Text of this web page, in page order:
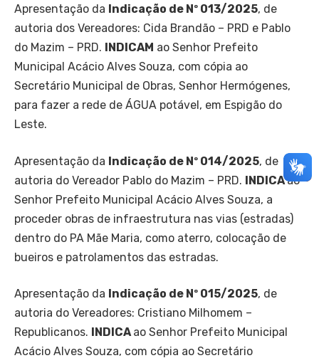
Apresentação da Indicação de Nº 013/2025, de
autoria dos Vereadores: Cida Brandão – PRD e Pablo
do Mazim – PRD. INDICAM ao Senhor Prefeito
Municipal Acácio Alves Souza, com cópia ao
Secretário Municipal de Obras, Senhor Hermógenes,
para fazer a rede de ÁGUA potável, em Espigão do
Leste.
Apresentação da Indicação de Nº 014/2025, de
autoria do Vereador Pablo do Mazim – PRD. INDICAao
Senhor Prefeito Municipal Acácio Alves Souza, a
proceder obras de infraestrutura nas vias (estradas)
dentro do PA Mãe Maria, como aterro, colocação de
bueiros e patrolamentos das estradas.
Apresentação da Indicação de Nº 015/2025, de
autoria do Vereadores: Cristiano Milhomem –
Republicanos. INDICAao Senhor Prefeito Municipal
Acácio Alves Souza, com cópia ao Secretário